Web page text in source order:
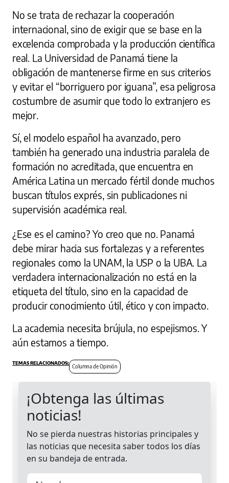
No se trata de rechazar la cooperación
internacional, sino de exigir que se base en la
excelencia comprobada y la producción científica
real. La Universidad de Panamá tiene la
obligación de mantenerse firme en sus criterios
y evitar el “borriguero por iguana”, esa peligrosa
costumbre de asumir que todo lo extranjero es
mejor.
Sí, el modelo español ha avanzado, pero
también ha generado una industria paralela de
formación no acreditada, que encuentra en
América Latina un mercado fértil donde muchos
buscan títulos exprés, sin publicaciones ni
supervisión académica real.
¿Ese es el camino? Yo creo que no. Panamá
debe mirar hacia sus fortalezas y a referentes
regionales como la UNAM, la USP o la UBA. La
verdadera internacionalización no está en la
etiqueta del título, sino en la capacidad de
producir conocimiento útil, ético y con impacto.
La academia necesita brújula, no espejismos. Y
aún estamos a tiempo.
Columna de Opinión